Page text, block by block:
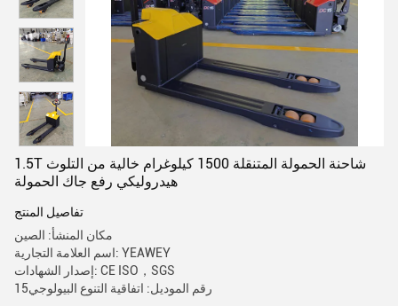
1.5T شاحنة الحمولة المتنقلة 1500 كيلوغرام خالية من التلوث
هيدروليكي رفع جاك الحمولة
تفاصيل المنتج
مكان المنشأ: الصين
اسم العلامة التجارية: YEAWEY
إصدار الشهادات: CE ISO，SGS
رقم الموديل: اتفاقية التنوع البيولوجي15